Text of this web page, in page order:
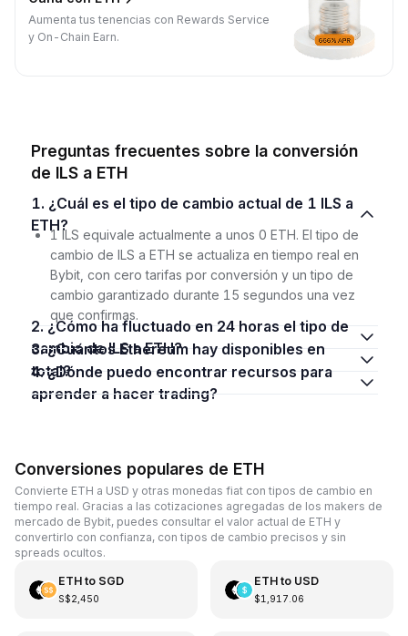
Aumenta tus tenencias con Rewards Service
y On-Chain Earn.
Preguntas frecuentes sobre la conversión
de ILS a ETH
1. ¿Cuál es el tipo de cambio actual de 1 ILS a
ETH?
1 ILS equivale actualmente a unos 0 ETH. El tipo de
cambio de ILS a ETH se actualiza en tiempo real en
Bybit, con cero tarifas por conversión y un tipo de
cambio garantizado durante 15 segundos una vez
que confirmas.
2. ¿Cómo ha fluctuado en 24 horas el tipo de
cambio de ILS a ETH?
3. ¿Cuántos Ethereum hay disponibles en
total?
4. ¿Dónde puedo encontrar recursos para
aprender a hacer trading?
Conversiones populares de ETH
Convierte ETH a USD y otras monedas fiat con tipos de cambio en
tiempo real. Gracias a las cotizaciones agregadas de los makers de
mercado de Bybit, puedes consultar el valor actual de ETH y
convertirlo con confianza, con tipos de cambio precisos y sin
spreads ocultos.
ETHto SGD
S$2,450
ETHto USD
$1,917.06